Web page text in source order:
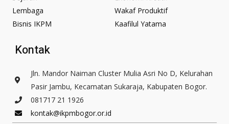
k
-
f
Lembaga
Bisnis IKPM
Wakaf Produktif
Kaafilul Yatama
Kontak
Jln. Mandor Naiman Cluster Mulia Asri No D, Kelurahan
Pasir Jambu, Kecamatan Sukaraja, Kabupaten Bogor.
081717 21 1926
kontak@ikpmbogor.or.id